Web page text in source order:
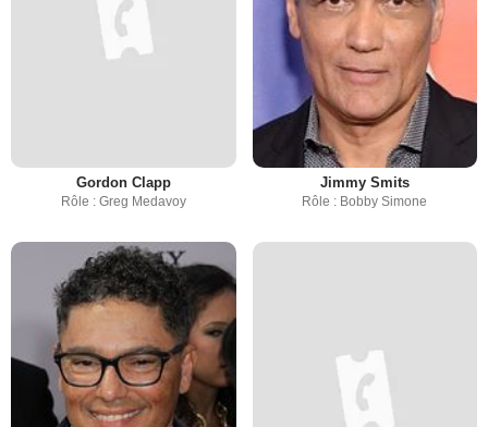
Gordon Clapp
Rôle : Greg Medavoy
Jimmy Smits
Rôle : Bobby Simone